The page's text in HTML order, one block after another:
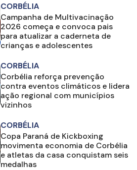
CORBÉLIA
Campanha de Multivacinação
2026 começa e convoca pais
para atualizar a caderneta de
crianças e adolescentes
CORBÉLIA
Corbélia reforça prevenção
contra eventos climáticos e lidera
ação regional com municípios
vizinhos
CORBÉLIA
Copa Paraná de Kickboxing
movimenta economia de Corbélia
e atletas da casa conquistam seis
medalhas